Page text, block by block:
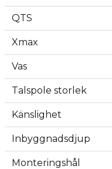
QTS
Xmax
Vas
Talspole storlek
Känslighet
Inbyggnadsdjup
Monteringshål